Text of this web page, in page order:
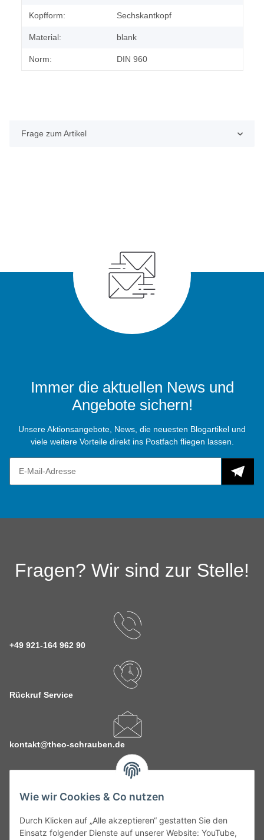
Wie wir Cookies & Co nutzen
Durch Klicken auf „Alle akzeptieren“ gestatten Sie den
Einsatz folgender Dienste auf unserer Website: YouTube,
Kopfform: Sechskantkopf
Material: blank
Norm: DIN 960
Frage zum Artikel
Immer die aktuellen News und
Angebote sichern!
Unsere Aktionsangebote, News, die neuesten Blogartikel und
viele weitere Vorteile direkt ins Postfach fliegen lassen.
Fragen? Wir sind zur Stelle!
+49 921-164 962 90
Rückruf Service
kontakt@theo-schrauben.de
Service